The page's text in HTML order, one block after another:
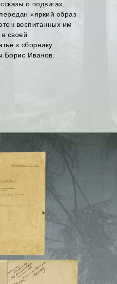
о подвигах,
«яркий образ
воспитанных им
своей
к сборнику
Борис Иванов.